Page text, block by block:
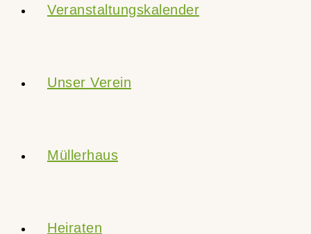
Veranstaltungskalender
Unser Verein
Müllerhaus
Heiraten